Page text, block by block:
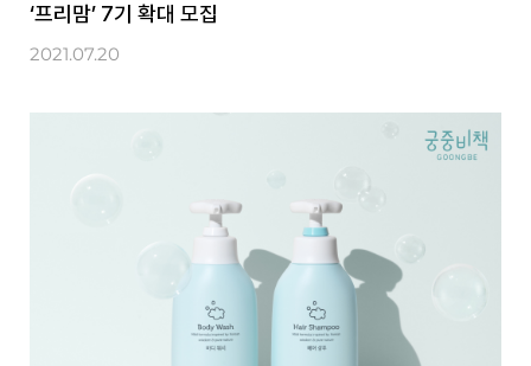
‘프리맘’ 7기 확대 모집
2021.07.20